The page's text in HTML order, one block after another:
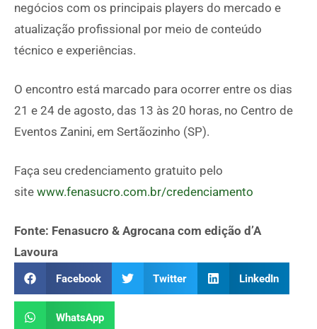
negócios com os principais players do mercado e
atualização profissional por meio de conteúdo
técnico e experiências.
O encontro está marcado para ocorrer entre os dias
21 e 24 de agosto, das 13 às 20 horas, no Centro de
Eventos Zanini, em Sertãozinho (SP).
Faça seu credenciamento gratuito pelo
site www.fenasucro.com.br/credenciamento
Fonte: Fenasucro & Agrocana com edição d’A
Lavoura
Facebook Twitter LinkedIn
WhatsApp